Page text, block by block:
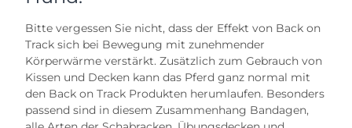
Bitte vergessen Sie nicht, dass der Effekt von Back on
Track sich bei Bewegung mit zunehmender
Körperwärme verstärkt. Zusätzlich zum Gebrauch von
Kissen und Decken kann das Pferd ganz normal mit
den Back on Track Produkten herumlaufen. Besonders
passend sind in diesem Zusammenhang Bandagen,